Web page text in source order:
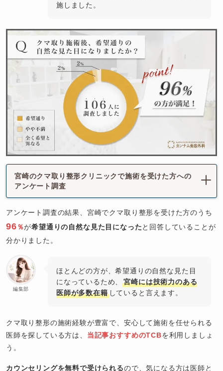
施しました。
宮崎のクマ取り整形クリニックで施術を受けた方への
アンケート調査
アンケート調査の結果、宮崎でクマ取り整形を受けた方のうち
96％が希望通りの自然な見た目になったと回答していることが
分かりました。
編集部
ほとんどの方が、希望通りの自然な見た目
になっているため、宮崎には技術力のある
医師が多数在籍していると言えます。
クマ取り整形の施術経験が豊富で、安心して施術を任せられる
医師を探している方は、 当記事おすすめのTCBを利用しましょ
う。
カウンセリングを無料で受けられるので、気になる方は医師と